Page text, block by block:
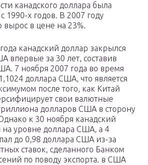
канадского доллара была
1990-х годов. В 2007 году
вырос в цене на 23%.
канадский доллар закрылся
впервые за 30 лет, составив
7 ноября 2007 года во время
доллара США, что является
после того, как Китай
свои валютные
долларов США в сторону
к 30 ноября канадский
на уровне доллара США, а 4
до 0,98 доллара США из-за
ставок, сделанного Банком
по поводу экспорта. в США